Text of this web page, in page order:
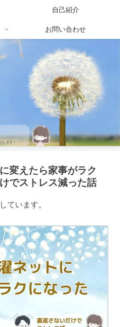
自己紹介
お問い合わせ
変えたら家事がラク
でストレス減った話
ています。